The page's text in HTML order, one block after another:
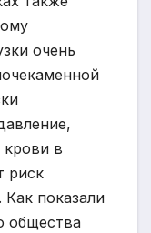
очень
в
риск
Как показали
общества